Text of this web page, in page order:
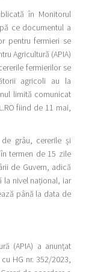
în Monitorul
ce documentul a
pentru fermieri se
Agricultură (APIA)
fermierilor se
agricoli au la
limită comunicat
fiind de 11 mai,
grâu, cererile și
termen de 15 zile
de Guvern, adică
la nivel național, iar
până la data de
(APIA) a anunțat
HG nr. 352/2023,